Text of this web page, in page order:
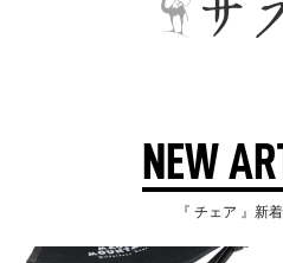
NEW
『 チェア 』新